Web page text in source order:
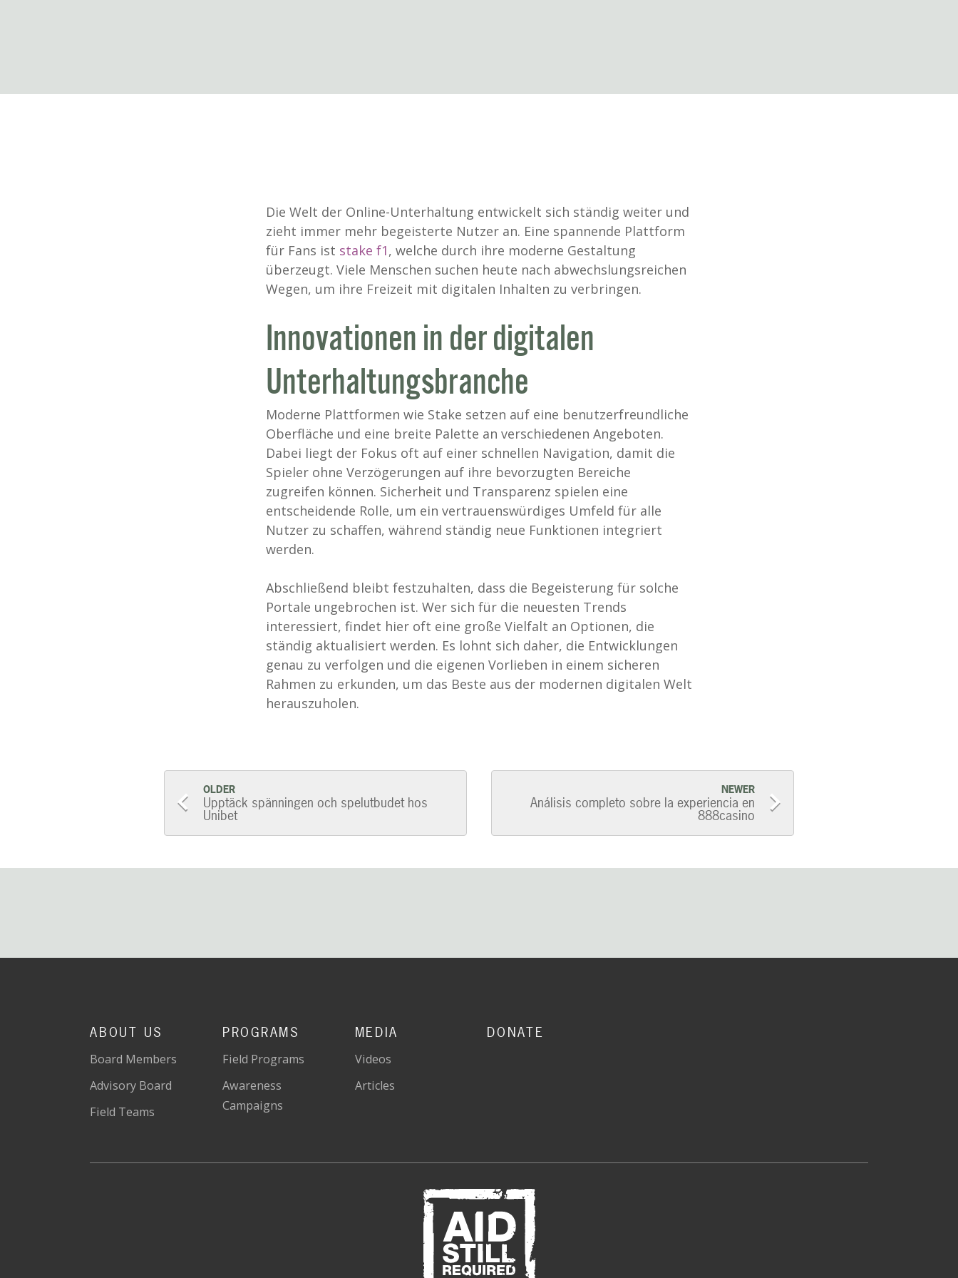
Die Welt der Online-Unterhaltung entwickelt sich ständig weiter und
zieht immer mehr begeisterte Nutzer an. Eine spannende Plattform
für Fans ist stake f1, welche durch ihre moderne Gestaltung
überzeugt. Viele Menschen suchen heute nach abwechslungsreichen
Wegen, um ihre Freizeit mit digitalen Inhalten zu verbringen.
Innovationen in der digitalen
Unterhaltungsbranche
Moderne Plattformen wie Stake setzen auf eine benutzerfreundliche
Oberfläche und eine breite Palette an verschiedenen Angeboten.
Dabei liegt der Fokus oft auf einer schnellen Navigation, damit die
Spieler ohne Verzögerungen auf ihre bevorzugten Bereiche
zugreifen können. Sicherheit und Transparenz spielen eine
entscheidende Rolle, um ein vertrauenswürdiges Umfeld für alle
Nutzer zu schaffen, während ständig neue Funktionen integriert
werden.
Abschließend bleibt festzuhalten, dass die Begeisterung für solche
Portale ungebrochen ist. Wer sich für die neuesten Trends
interessiert, findet hier oft eine große Vielfalt an Optionen, die
ständig aktualisiert werden. Es lohnt sich daher, die Entwicklungen
genau zu verfolgen und die eigenen Vorlieben in einem sicheren
Rahmen zu erkunden, um das Beste aus der modernen digitalen Welt
herauszuholen.
Post
navigation
OLDER
Upptäck spänningen och spelutbudet hos
Unibet
NEWER
Análisis completo sobre la experiencia en
888casino
ABOUT US
Board Members
Advisory Board
Field Teams
PROGRAMS
Field Programs
Awareness
Campaigns
MEDIA
Videos
Articles
DONATE